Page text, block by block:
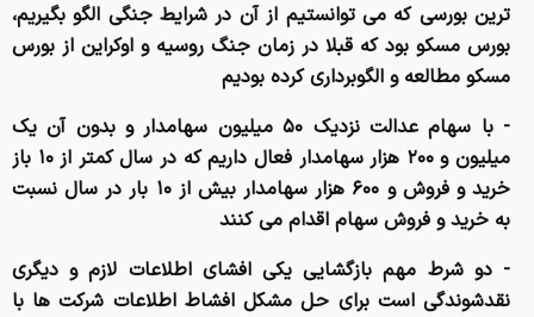
ترین بورسی که می توانستیم از آن در شرایط جنگی الگو بگیریم،
بورس مسکو بود که قبلا در زمان جنگ روسیه و اوکراین از بورس
مسکو مطالعه و الگوبرداری کرده بودیم
- با سهام عدالت نزدیک ۵۰ میلیون سهامدار و بدون آن یک
میلیون و ۲۰۰ هزار سهامدار فعال داریم که در سال کمتر از ۱۰ باز
خرید و فروش و ۶۰۰ هزار سهامدار بیش از ۱۰ بار در سال نسبت
به خرید و فروش سهام اقدام می کنند
- دو شرط مهم بازگشایی یکی افشای اطلاعات لازم و دیگری
نقدشوندگی است برای حل مشکل افشاط اطلاعات شرکت ها با